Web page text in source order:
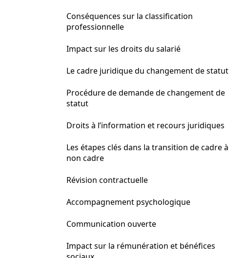
Conséquences sur la classification
professionnelle
Impact sur les droits du salarié
Le cadre juridique du changement de statut
Procédure de demande de changement de
statut
Droits à l’information et recours juridiques
Les étapes clés dans la transition de cadre à
non cadre
Révision contractuelle
Accompagnement psychologique
Communication ouverte
Impact sur la rémunération et bénéfices